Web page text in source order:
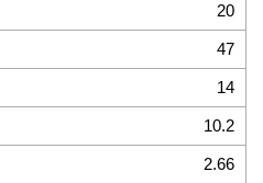
20
47
14
10.2
2.66